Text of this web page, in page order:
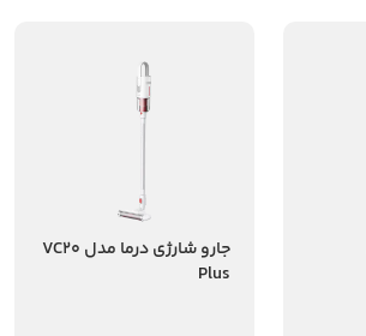
جارو شارژی درما مدل VC20
Plus